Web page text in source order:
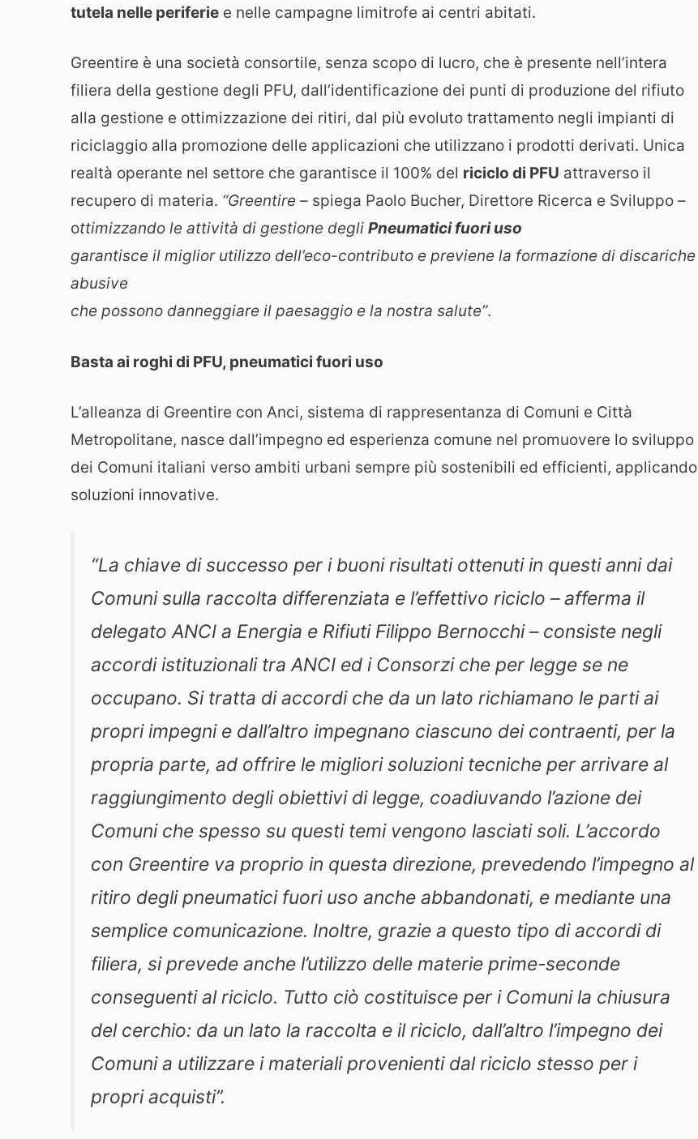
tutela nelle periferie e nelle campagne limitrofe ai centri abitati.
Greentire è una società consortile, senza scopo di lucro, che è presente nell’intera
filiera della gestione degli PFU, dall’identificazione dei punti di produzione del rifiuto
alla gestione e ottimizzazione dei ritiri, dal più evoluto trattamento negli impianti di
riciclaggio alla promozione delle applicazioni che utilizzano i prodotti derivati. Unica
realtà operante nel settore che garantisce il 100% del riciclo di PFU attraverso il
recupero di materia. “Greentire – spiega Paolo Bucher, Direttore Ricerca e Sviluppo –
ottimizzando le attività di gestione degli Pneumatici fuori uso
garantisce il miglior utilizzo dell’eco-contributo e previene la formazione di discariche
abusive
che possono danneggiare il paesaggio e la nostra salute”.
Basta ai roghi di PFU, pneumatici fuori uso
L’alleanza di Greentire con Anci, sistema di rappresentanza di Comuni e Città
Metropolitane, nasce dall’impegno ed esperienza comune nel promuovere lo sviluppo
dei Comuni italiani verso ambiti urbani sempre più sostenibili ed efficienti, applicando
soluzioni innovative.
“La chiave di successo per i buoni risultati ottenuti in questi anni dai
Comuni sulla raccolta differenziata e l’effettivo riciclo – afferma il
delegato ANCI a Energia e Rifiuti Filippo Bernocchi – consiste negli
accordi istituzionali tra ANCI ed i Consorzi che per legge se ne
occupano. Si tratta di accordi che da un lato richiamano le parti ai
propri impegni e dall’altro impegnano ciascuno dei contraenti, per la
propria parte, ad offrire le migliori soluzioni tecniche per arrivare al
raggiungimento degli obiettivi di legge, coadiuvando l’azione dei
Comuni che spesso su questi temi vengono lasciati soli. L’accordo
con Greentire va proprio in questa direzione, prevedendo l’impegno al
ritiro degli pneumatici fuori uso anche abbandonati, e mediante una
semplice comunicazione. Inoltre, grazie a questo tipo di accordi di
filiera, si prevede anche l’utilizzo delle materie prime-seconde
conseguenti al riciclo. Tutto ciò costituisce per i Comuni la chiusura
del cerchio: da un lato la raccolta e il riciclo, dall’altro l’impegno dei
Comuni a utilizzare i materiali provenienti dal riciclo stesso per i
propri acquisti’’.